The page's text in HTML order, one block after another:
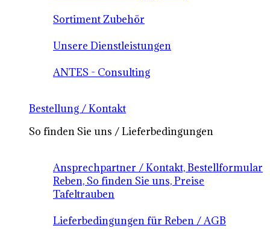
Sortiment Zubehör
Unsere Dienstleistungen
ANTES - Consulting
Bestellung / Kontakt
So finden Sie uns / Lieferbedingungen
Ansprechpartner / Kontakt, Bestellformular
Reben, So finden Sie uns, Preise
Tafeltrauben
Lieferbedingungen für Reben / AGB